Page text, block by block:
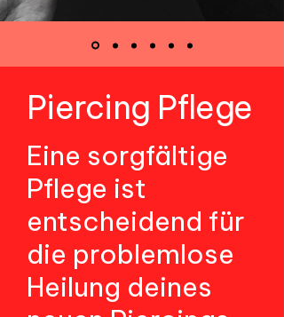
Piercing Pflege
Eine sorgfältige
Pflege ist
entscheidend für
die problemlose
Heilung deines